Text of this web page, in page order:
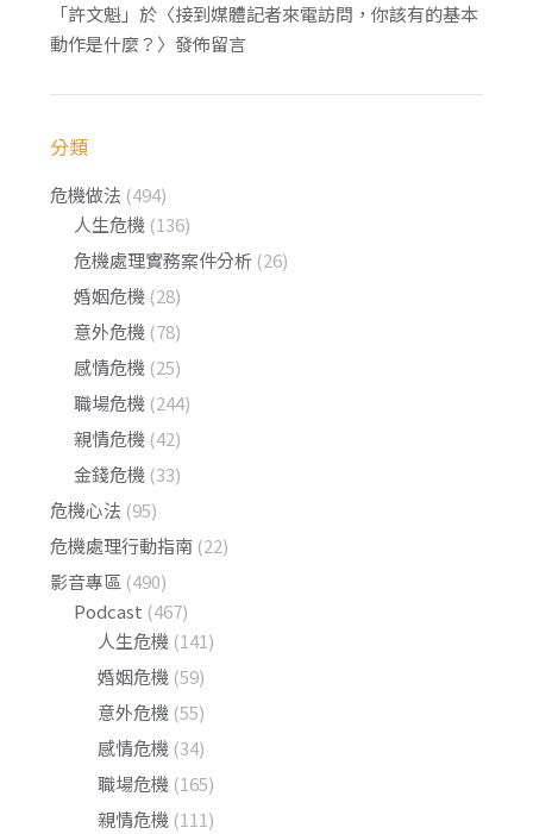
「許文魁」於〈接到媒體記者來電訪問，你該有的基本
動作是什麼？ 〉發佈留言
分類
危機做法 (494)
人生危機 (136)
危機處理實務案件分析 (26)
婚姻危機 (28)
意外危機 (78)
感情危機 (25)
職場危機 (244)
親情危機 (42)
金錢危機 (33)
危機心法 (95)
危機處理行動指南 (22)
影音專區 (490)
Podcast (467)
人生危機 (141)
婚姻危機 (59)
意外危機 (55)
感情危機 (34)
職場危機 (165)
親情危機 (111)